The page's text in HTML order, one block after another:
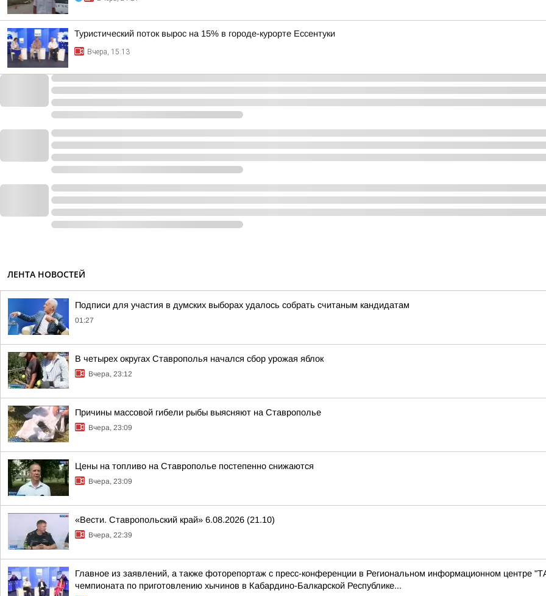
Туристический поток вырос на 15% в городе-курорте Ессентуки
Вчера, 15:13
ЛЕНТА НОВОСТЕЙ
Подписи для участия в думских выборах удалось собрать считаным кандидатам
01:27
В четырех округах Ставрополья начался сбор урожая яблок
Вчера, 23:12
Причины массовой гибели рыбы выясняют на Ставрополье
Вчера, 23:09
Цены на топливо на Ставрополье постепенно снижаются
Вчера, 23:09
«Вести. Ставропольский край» 6.08.2026 (21.10)
Вчера, 22:39
Главное из заявлений, а также фоторепортаж с пресс-конференции в Региональном информационном центре
чемпионата по приготовлению хычинов в Кабардино-Балкарской Республике...